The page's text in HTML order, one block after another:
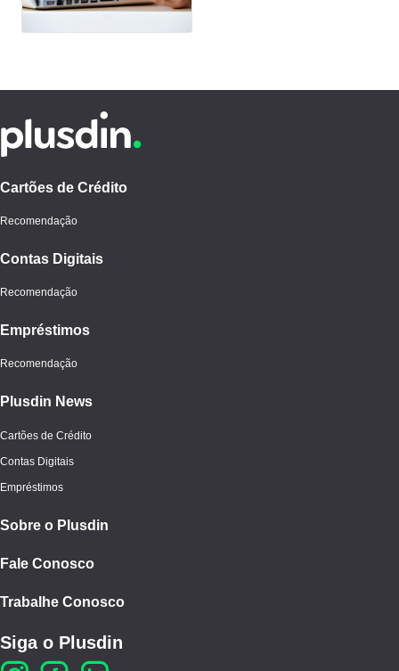
Cartões de Crédito
Recomendação
Contas Digitais
Recomendação
Empréstimos
Recomendação
Plusdin News
Cartões de Crédito
Contas Digitais
Empréstimos
Sobre o Plusdin
Fale Conosco
Trabalhe Conosco
Siga o Plusdin